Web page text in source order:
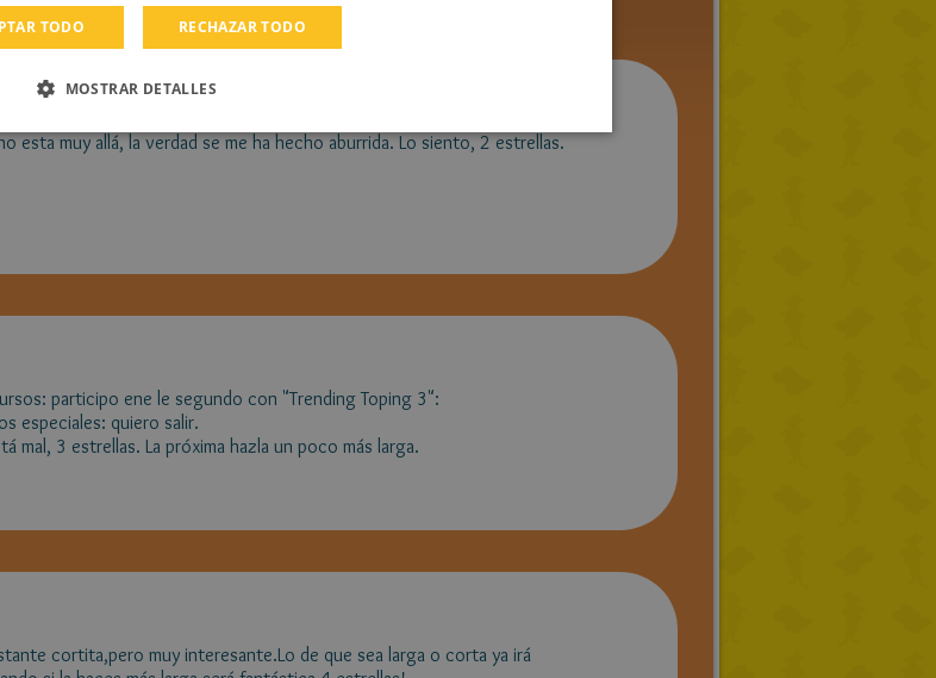
esta muy allá, la verdad se me ha hecho aburrida. Lo siento, 2 estrellas.
participo ene le segundo con "Trending Toping 3":
especiales: quiero salir.
mal, 3 estrellas. La próxima hazla un poco más larga.
cortita,pero muy interesante.Lo de que sea larga o corta ya irá
TURKISH
TODO RECHAZAR TODO
MOSTRAR DETALLES